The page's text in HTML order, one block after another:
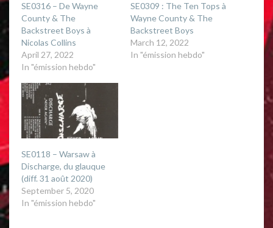
e
n
s
i
n
n
e
w
w
i
n
d
)
p
e
n
s
i
n
n
e
w
w
i
d
o
w
)
SE0316 – De Wayne
County & The
Backstreet Boys à
Nicolas Collins
April 27, 2022
In "émission hebdo"
SE0309 : The Ten Tops à
Wayne County & The
Backstreet Boys
March 12, 2022
In "émission hebdo"
SE0118 – Warsaw à
Discharge, du glauque
(diff. 31 août 2020)
September 5, 2020
In "émission hebdo"